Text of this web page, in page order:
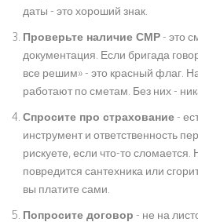
даты - это хороший знак.
Проверьте наличие СМР- это
документация. Если бригада
все решим» - это красный флаг.
работают по сметам. Без них -
Спросите про страхование-
инструмент и ответственность
рискуете, если что-то
повредится сантехника или
вы платите сами.
Попросите договор - не на